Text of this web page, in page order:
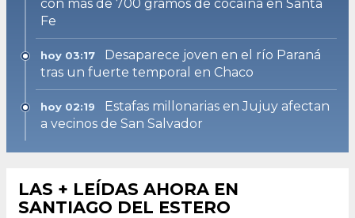
con más de 700 gramos de cocaína en Santa
Fe
hoy 03:17
Desaparece joven en el río Paraná
tras un fuerte temporal en Chaco
hoy 02:19
Estafas millonarias en Jujuy afectan
a vecinos de San Salvador
LAS + LEÍDAS AHORA EN
SANTIAGO DEL ESTERO